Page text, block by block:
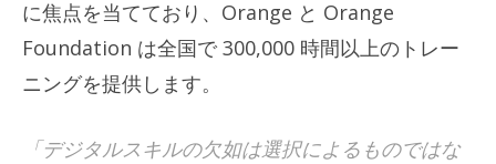
に焦点を当てており、Orange と Orange
Foundation は全国で 300,000 時間以上のトレー
ニングを提供します。
「デジタルスキルの欠如は選択によるものではな